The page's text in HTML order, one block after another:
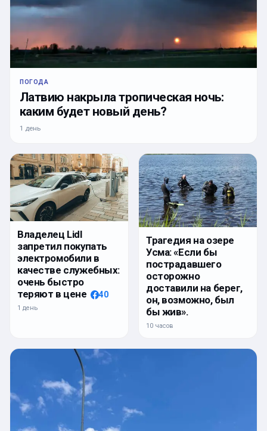
ПОГОДА
Латвию накрыла тропическая ночь:
каким будет новый день?
1 день
Владелец Lidl
запретил покупать
электромобили в
качестве служебных:
очень быстро
теряют в цене
40
1 день
Трагедия на озере
Усма: «Если бы
пострадавшего
осторожно
доставили на берег,
он, возможно, был
бы жив».
10 часов